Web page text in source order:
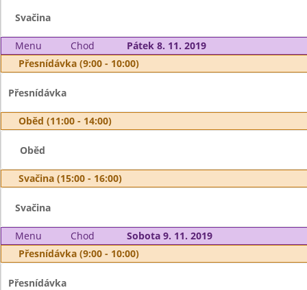
Svačina
Menu Chod
Pátek 8. 11. 2019
Přesnídávka (9:00 - 10:00)
Přesnídávka
Oběd (11:00 - 14:00)
Oběd
Svačina (15:00 - 16:00)
Svačina
Menu Chod
Sobota 9. 11. 2019
Přesnídávka (9:00 - 10:00)
Přesnídávka